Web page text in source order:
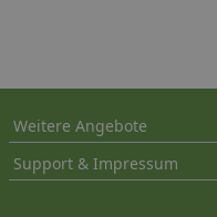
Weitere Angebote
Support & Impressum